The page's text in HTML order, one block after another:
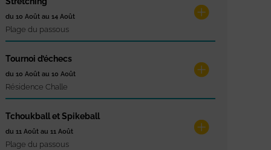
du 10 Août au 14 Août
Plage du passous
Tournoi d’échecs
du 10 Août au 10 Août
Résidence Challe
Tchoukball et Spikeball
du 11 Août au 11 Août
Plage du passous